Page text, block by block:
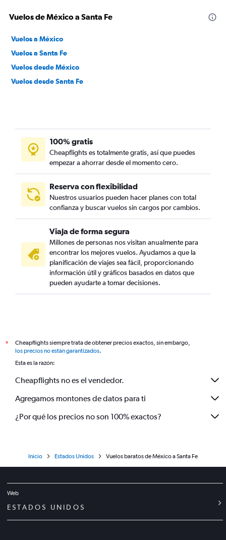
Vuelos de México a Santa Fe
Vuelos a México
Vuelos a Santa Fe
Vuelos desde México
Vuelos desde Santa Fe
100% gratis
Cheapflights es totalmente gratis, así que puedes
empezar a ahorrar desde el momento cero.
Reserva con flexibilidad
Nuestros usuarios pueden hacer planes con total
confianza y buscar vuelos sin cargos por cambios.
Viaja de forma segura
Millones de personas nos visitan anualmente para
encontrar los mejores vuelos. Ayudamos a que la
planificación de viajes sea fácil, proporcionando
información útil y gráficos basados en datos que
pueden ayudarte a tomar decisiones.
*
Cheapflights siempre trata de obtener precios exactos, sin embargo,
los precios no están garantizados.
Esta es la razón:
Cheapflights no es el vendedor.
Agregamos montones de datos para ti
¿Por qué los precios no son 100% exactos?
Inicio Estados Unidos Vuelos baratos de México a Santa Fe
Web
ESTADOS UNIDOS